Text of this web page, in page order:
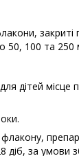
50, 100 та 250
дітей місце
за умови